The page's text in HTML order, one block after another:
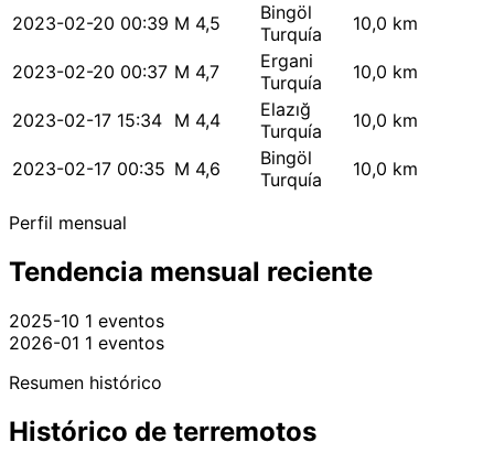
2023-02-20 00:39 M 4,5
Bingöl
Turquía
10,0 km
2023-02-20 00:37 M 4,7
Ergani
Turquía
10,0 km
2023-02-17 15:34 M 4,4
Elazığ
Turquía
10,0 km
2023-02-17 00:35 M 4,6
Bingöl
Turquía
10,0 km
Perfil mensual
Tendencia mensual reciente
2025-10 1 eventos
2026-01 1 eventos
Resumen histórico
Histórico de terremotos